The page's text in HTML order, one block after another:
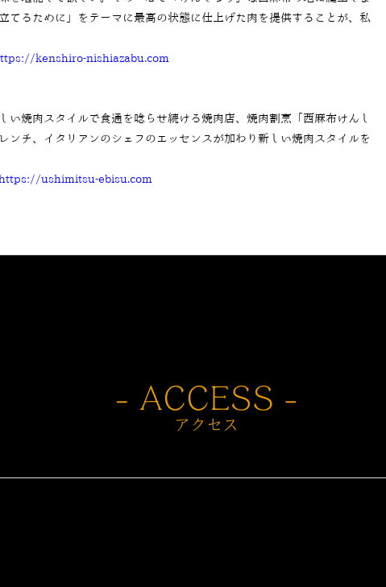
てるために」をテーマに最高の状態に仕上げた肉を提供することが、私
kenshiro-nishiazabu.com
い焼肉スタイルで食通を唸らせ続ける焼肉店、焼肉割烹「西麻布けんし
ンチ、イタリアンのシェフのエッセンスが加わり新しい焼肉スタイルを
ushimitsu-ebisu.com